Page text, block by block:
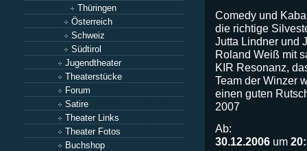
Thüringen
Österreich
Schweiz
Südtirol
Jugendtheater
Theaterstücke
Forum
Satire
Theater Links
Theater Fotos
Buchshop
Comedy und
die richtige
Jutta Lindner und
Roland Weiß mit
KIR Resonanz,
Team der Winzer
einen guten
2007
Ab:
30.12.2006 um